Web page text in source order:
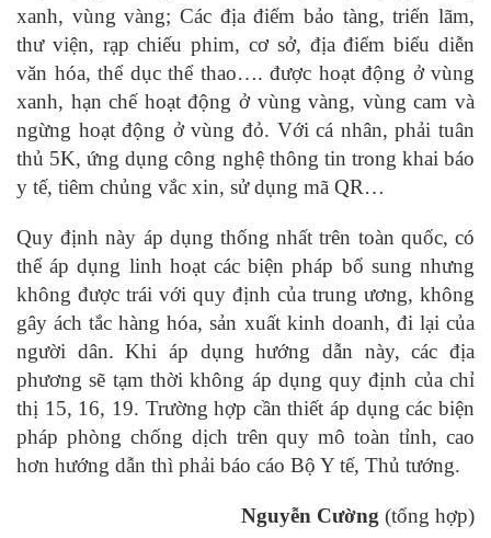
xanh, vùng vàng; Các địa điểm bảo tàng, triển lãm,
thư viện, rạp chiếu phim, cơ sở, địa điểm biểu diễn
văn hóa, thể dục thể thao…. được hoạt động ở vùng
xanh, hạn chế hoạt động ở vùng vàng, vùng cam và
ngừng hoạt động ở vùng đỏ. Với cá nhân, phải tuân
thủ 5K, ứng dụng công nghệ thông tin trong khai báo
y tế, tiêm chủng vắc xin, sử dụng mã QR…
Quy định này áp dụng thống nhất trên toàn quốc, có
thể áp dụng linh hoạt các biện pháp bổ sung nhưng
không được trái với quy định của trung ương, không
gây ách tắc hàng hóa, sản xuất kinh doanh, đi lại của
người dân. Khi áp dụng hướng dẫn này, các địa
phương sẽ tạm thời không áp dụng quy định của chỉ
thị 15, 16, 19. Trường hợp cần thiết áp dụng các biện
pháp phòng chống dịch trên quy mô toàn tỉnh, cao
hơn hướng dẫn thì phải báo cáo Bộ Y tế, Thủ tướng.
Nguyễn Cường (tổng hợp)